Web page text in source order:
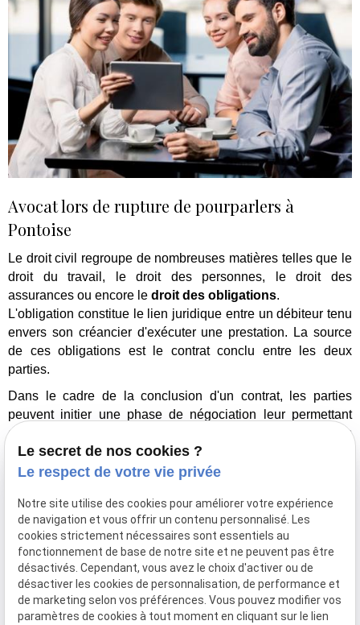
Avocat lors de rupture de pourparlers à
Pontoise
Le droit civil regroupe de nombreuses matières telles que le
droit du travail, le droit des personnes, le droit des
assurances ou encore le droit des obligations.
L'obligation constitue le lien juridique entre un débiteur tenu
envers son créancier d'exécuter une prestation. La source
de ces obligations est le contrat conclu entre les deux
parties.
Dans le cadre de la conclusion d'un contrat, les parties
peuvent initier une phase de négociation leur permettant
d'aboutir à un accord. Cette phase se nomme les
pourparlers. Il est fortement conseillé de se faire assister
d'un avocatlors des pourparlers afin de protéger au mieux
n'engagent pas les parties. Il est donc possible d'y mettre un
terme afin d'engager des négociations avec un autre
partenaire. Larupture des pourparlerspeut, dans
certaines circonstances (l'abus de droit) donner lieu à une
indemnisation.
À titre d'exemple, larupture fautivepeut être caractérisée si
Le secret de nos cookies ?
Le respect de votre vie privée
Notre site utilise des cookies pour améliorer votre expérience
de navigation et vous offrir un contenu personnalisé. Les
cookies strictement nécessaires sont essentiels au
fonctionnement de base de notre site et ne peuvent pas être
désactivés. Cependant, vous avez le choix d'activer ou de
désactiver les cookies de personnalisation, de performance et
de marketing selon vos préférences. Vous pouvez modifier vos
paramètres de cookies à tout moment en cliquant sur le lien